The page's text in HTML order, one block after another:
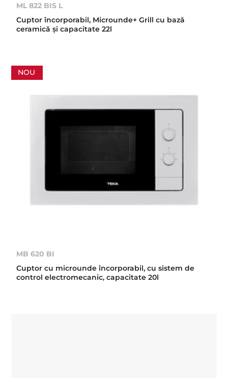
ML 822 BIS L
Cuptor încorporabil, Microunde+ Grill cu bază
ceramică şi capacitate 22l
NOU
MB 620 BI
Cuptor cu microunde încorporabil, cu sistem de
control electromecanic, capacitate 20l